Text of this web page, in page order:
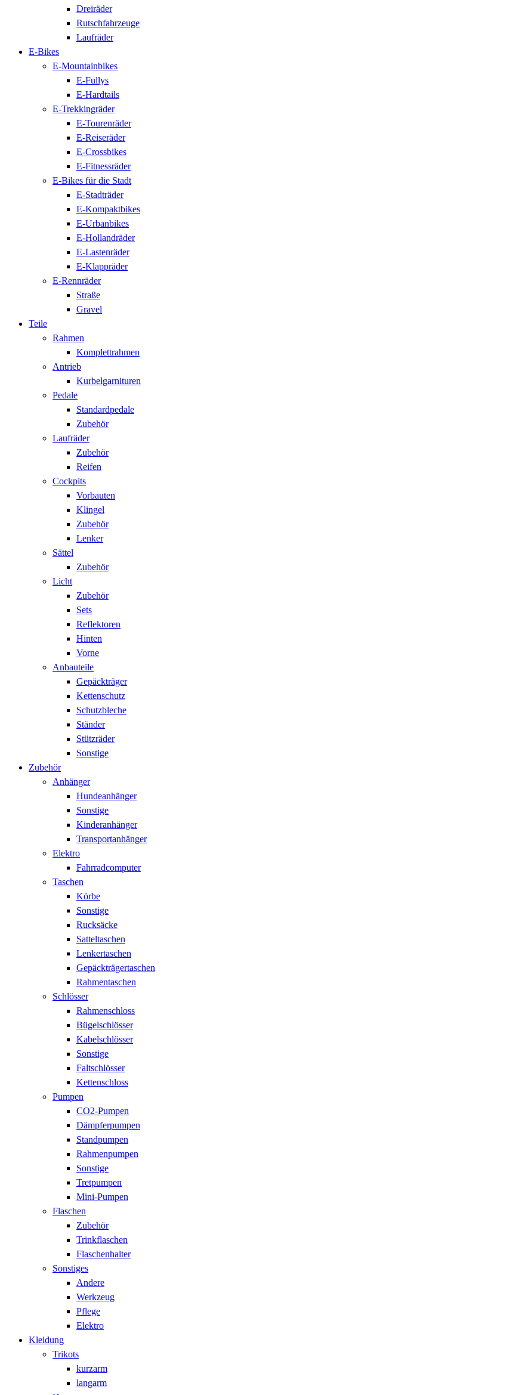
Dreiräder
Rutschfahrzeuge
Laufräder
E-Bikes
E-Mountainbikes
E-Fullys
E-Hardtails
E-Trekkingräder
E-Tourenräder
E-Reiseräder
E-Crossbikes
E-Fitnessräder
E-Bikes für die Stadt
E-Stadträder
E-Kompaktbikes
E-Urbanbikes
E-Hollandräder
E-Lastenräder
E-Klappräder
E-Rennräder
Straße
Gravel
Teile
Rahmen
Komplettrahmen
Antrieb
Kurbelgarnituren
Pedale
Standardpedale
Zubehör
Laufräder
Zubehör
Reifen
Cockpits
Vorbauten
Klingel
Zubehör
Lenker
Sättel
Zubehör
Licht
Zubehör
Sets
Reflektoren
Hinten
Vorne
Anbauteile
Gepäckträger
Kettenschutz
Schutzbleche
Ständer
Stützräder
Sonstige
Zubehör
Anhänger
Hundeanhänger
Sonstige
Kinderanhänger
Transportanhänger
Elektro
Fahrradcomputer
Taschen
Körbe
Sonstige
Rucksäcke
Satteltaschen
Lenkertaschen
Gepäckträgertaschen
Rahmentaschen
Schlösser
Rahmenschloss
Bügelschlösser
Kabelschlösser
Sonstige
Faltschlösser
Kettenschloss
Pumpen
CO2-Pumpen
Dämpferpumpen
Standpumpen
Rahmenpumpen
Sonstige
Tretpumpen
Mini-Pumpen
Flaschen
Zubehör
Trinkflaschen
Flaschenhalter
Sonstiges
Andere
Werkzeug
Pflege
Elektro
Kleidung
Trikots
kurzarm
langarm